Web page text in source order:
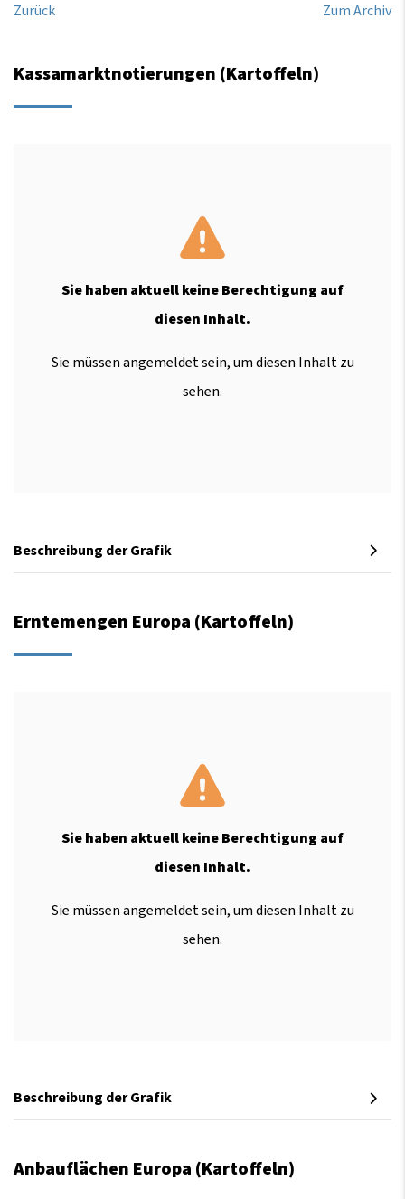
Zurück Zum Archiv
Kassamarktnotierungen (Kartoffeln)
Sie haben aktuell keine Berechtigung auf
diesen Inhalt.
Sie müssen angemeldet sein, um diesen Inhalt zu
sehen.
Beschreibung der Grafik
Erntemengen Europa (Kartoffeln)
Sie haben aktuell keine Berechtigung auf
diesen Inhalt.
Sie müssen angemeldet sein, um diesen Inhalt zu
sehen.
Beschreibung der Grafik
Anbauflächen Europa (Kartoffeln)